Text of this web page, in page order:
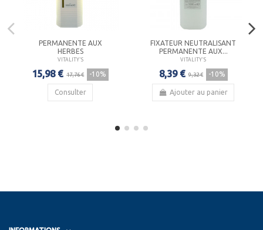
PERMANENTE AUX
HERBES
VITALITY'S
15,98 € 17,76 € -10%
Consulter
FIXATEUR NEUTRALISANT
PERMANENTE AUX...
VITALITY'S
8,39 € 9,32 € -10%
Ajouter au panier